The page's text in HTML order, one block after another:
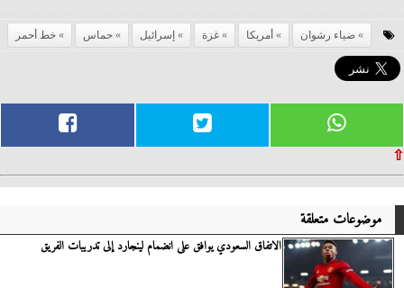
ضياء رشوان أمريكا غزة إسرائيل حماس خط أحمر
⇧
موضوعات متعلقة
الاتفاق السعودي يوافق على انضمام لينجارد إلى تدريبات الفريق